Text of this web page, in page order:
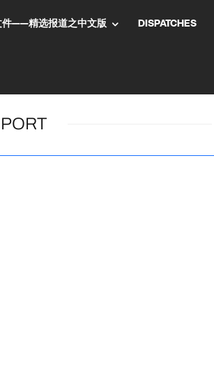
件——精选报道之中文版 DISPATCHES